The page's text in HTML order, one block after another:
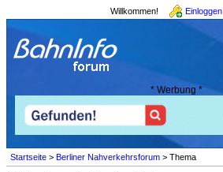
Willkommen! Einloggen
* Werbung *
Startseite > Berliner Nahverkehrsforum > Thema